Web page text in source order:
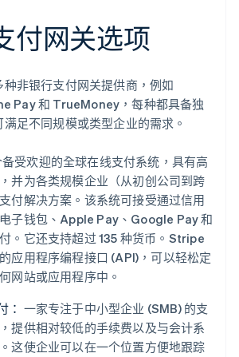
付网关选项
种非银行支付网关提供商，例如
Pay 和 TrueMoney，每种都具备独
足不同规模或类型企业的需求。
受欢迎的全球在线支付系统，具有高
并为各类规模企业（从初创公司到跨
付解决方案。该系统可接受通过信用
子钱包、Apple Pay、Google Pay 和
。它还支持超过 135 种货币。Stripe
应用程序编程接口 (API)，可以轻松定
网站或应用程序中。
： 一家专注于中小型企业 (SMB) 的支
提供相对较低的手续费以及与会计系
这使企业可以在一个位置方便地跟踪